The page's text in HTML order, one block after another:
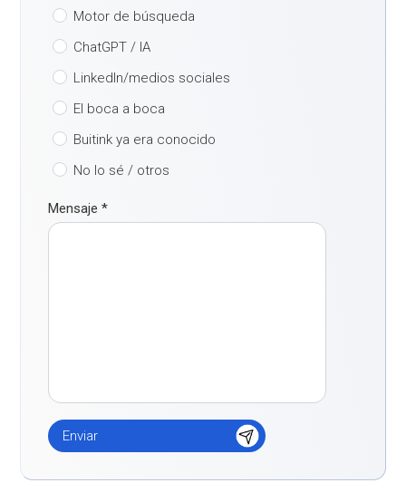
Motor de búsqueda
ChatGPT / IA
LinkedIn/medios sociales
El boca a boca
Buitink ya era conocido
No lo sé / otros
Mensaje*